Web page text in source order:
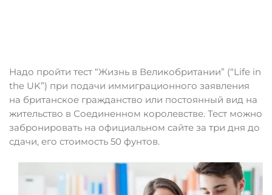
Надо пройти тест “Жизнь в Великобритании” (“Life in
the UK”) при подачи иммиграционного заявления
на британское гражданство или постоянный вид на
жительство в Соединенном королевстве. Тест можно
забронировать на официальном сайте за три дня до
сдачи, его стоимость 50 фунтов.